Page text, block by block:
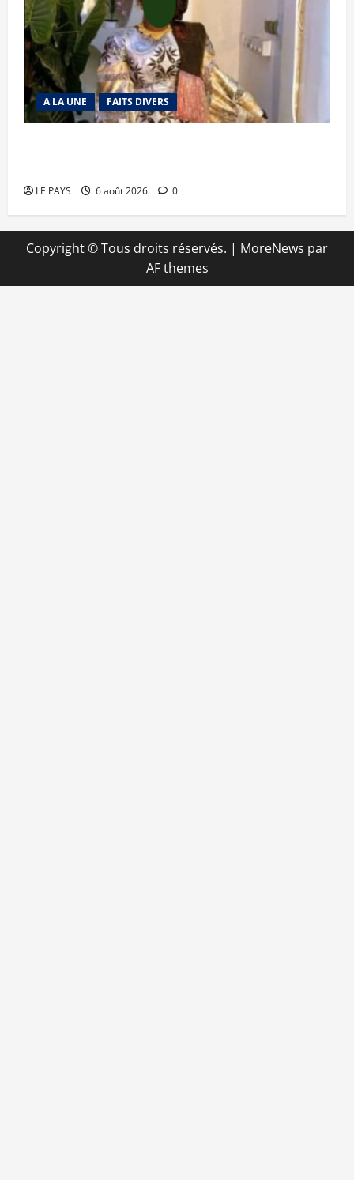
A LA UNE FAITS DIVERS
LE PAYS 6 août 2026 0
Copyright © Tous droits réservés. | MoreNews par
AF themes